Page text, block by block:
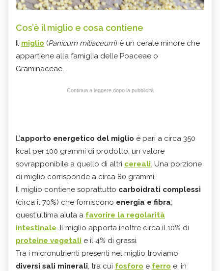
Cos’è il miglio e cosa contiene
Il miglio (Panicum miliaceum) è un cerale minore che
appartiene alla famiglia delle Poaceae o
Graminaceae.
Continua a leggere dopo la pubblicità
L’apporto energetico del miglio è pari a circa 350
kcal per 100 grammi di prodotto, un valore
sovrapponibile a quello di altri cereali. Una porzione
di miglio corrisponde a circa 80 grammi.
Il miglio contiene soprattutto carboidrati complessi
(circa il 70%) che forniscono energia e fibra;
quest'ultima aiuta a favorire la regolarità
intestinale. Il miglio apporta inoltre circa il 10% di
proteine vegetali e il 4% di grassi.
Tra i micronutrienti presenti nel miglio troviamo
diversi sali minerali, tra cui fosforo e ferro e, in